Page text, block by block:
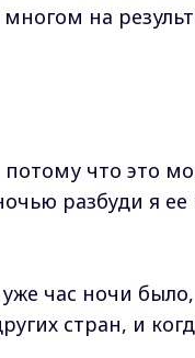
на
что это
разбуди я
час ночи
стран, и